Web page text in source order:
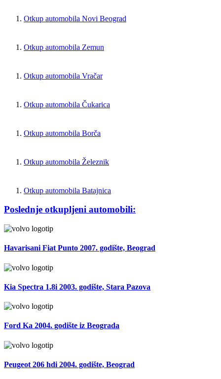
Otkup automobila Novi Beograd
Otkup automobila Zemun
Otkup automobila Vračar
Otkup automobila Čukarica
Otkup automobila Borča
Otkup automobila Železnik
Otkup automobila Batajnica
Poslednje otkupljeni automobili:
Havarisani Fiat Punto 2007. godište, Beograd
Kia Spectra 1.8i 2003. godište, Stara Pazova
Ford Ka 2004. godište iz Beograda
Peugeot 206 hdi 2004. godište, Beograd